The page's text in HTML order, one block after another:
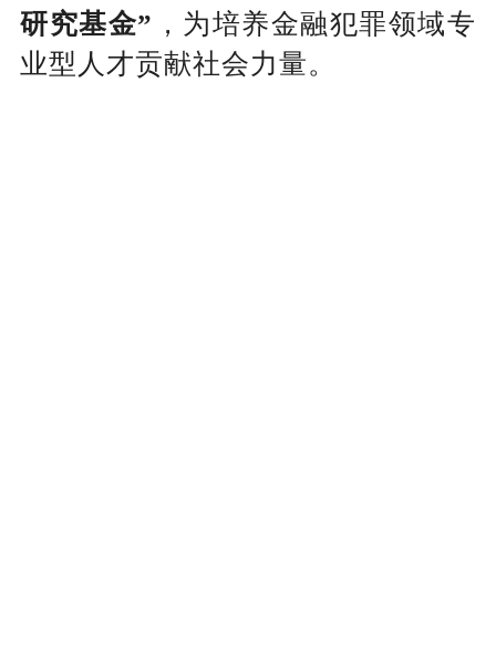
研究基金” ， 为培养金融犯罪领域专
业型人才贡献社会力量。